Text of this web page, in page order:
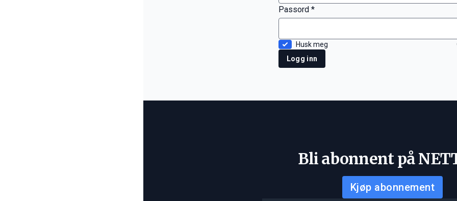
Passord *
Husk meg
Logg inn
Bli abonnent på
Kjøp abonnement